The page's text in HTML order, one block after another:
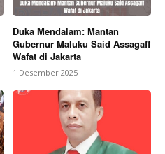
Duka Mendalam: Mantan
Gubernur Maluku Said Assagaff
Wafat di Jakarta
1 Desember 2025